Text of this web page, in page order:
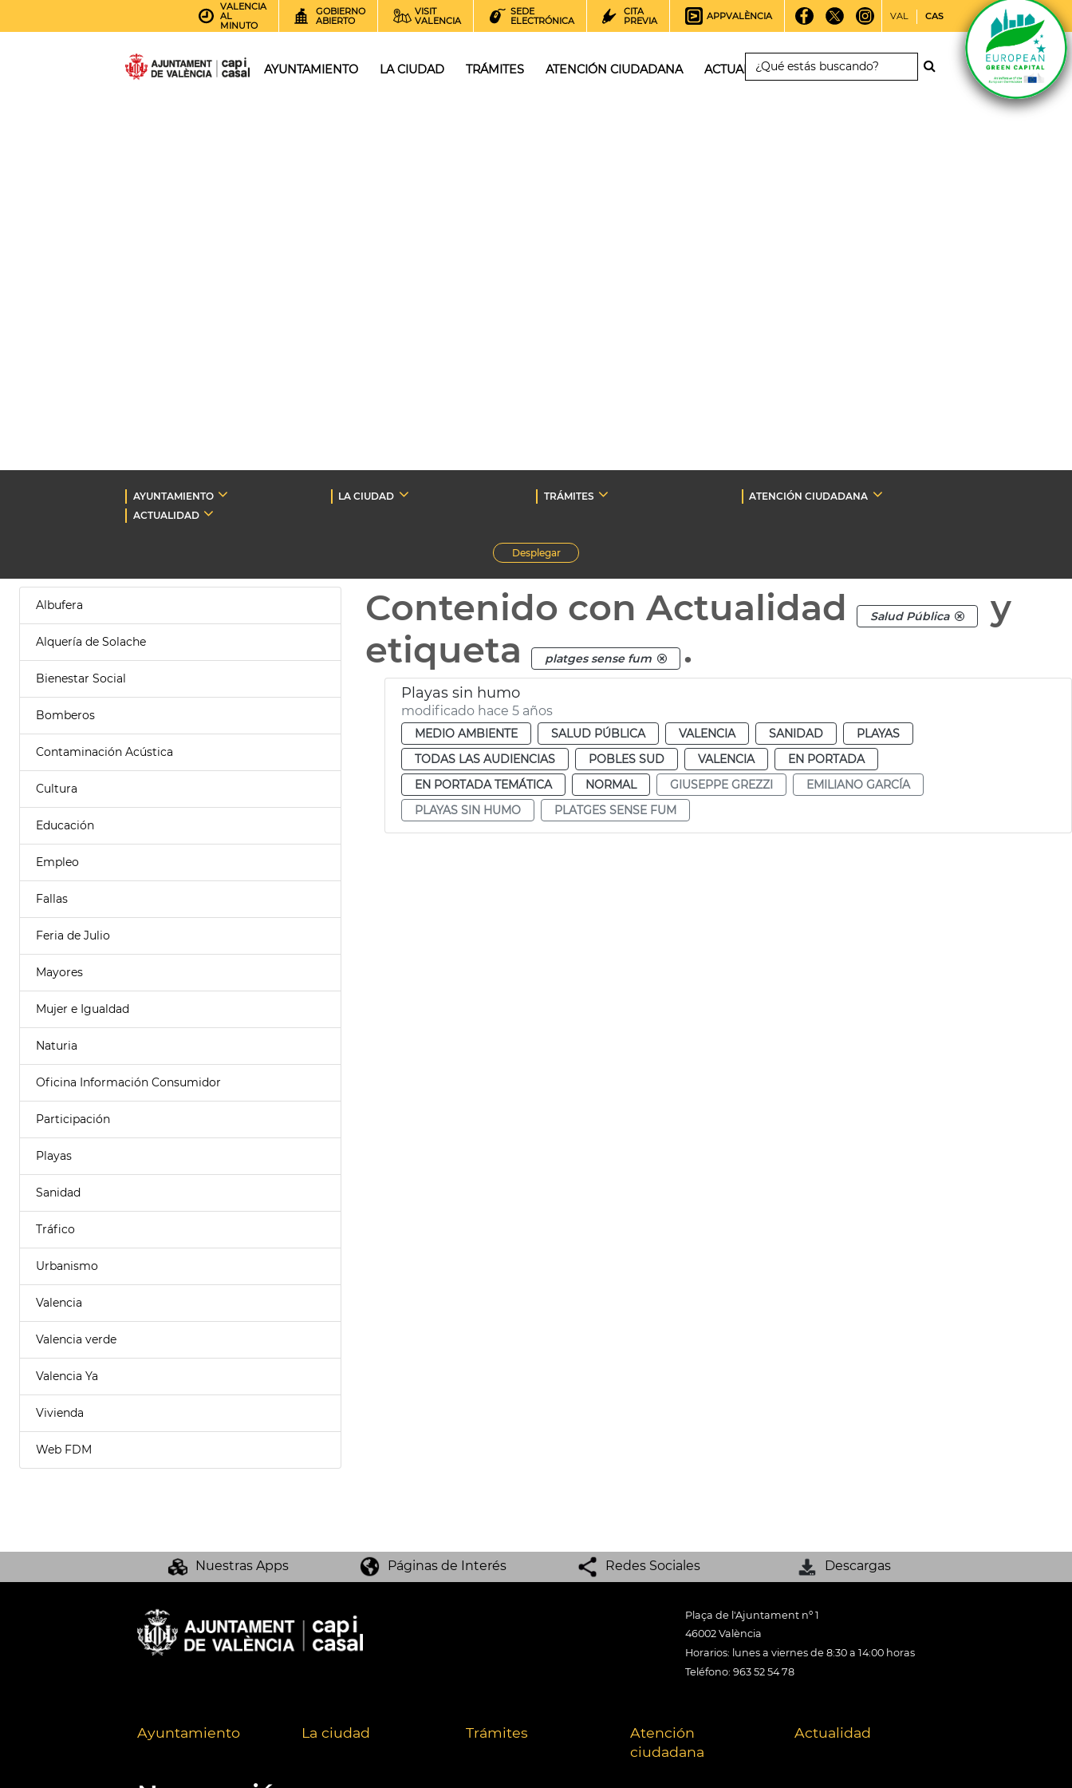
VALENCIA
AL
MINUTO
GOBIERNO
ABIERTO
VISIT
VALENCIA
SEDE
ELECTRÓNICA
CITA
PREVIA
APPVALÈNCIA VAL CAS
AYUNTAMIENTO LA CIUDAD TRÁMITES ATENCIÓN CIUDADANA ACTUALIDAD
AYUNTAMIENTO LA CIUDAD TRÁMITES
ATENCIÓN CIUDADANA
ACTUALIDAD
Desplegar
Albufera
Alquería de Solache
Bienestar Social
Bomberos
Contaminación Acústica
Cultura
Educación
Empleo
Fallas
Feria de Julio
Mayores
Mujer e Igualdad
Naturia
Oficina Información Consumidor
Participación
Playas
Sanidad
Tráfico
Urbanismo
Valencia
Valencia verde
Valencia Ya
Vivienda
Web FDM
Contenido con Actualidad Salud Pública
y
etiqueta
platges sense fum .
Playas sin humo
modificado hace 5 años
MEDIO AMBIENTE SALUD PÚBLICA VALENCIA SANIDAD
PLAYAS
TODAS LAS AUDIENCIAS
POBLES SUD VALENCIA
EN PORTADA
EN PORTADA TEMÁTICA
NORMAL GIUSEPPE GREZZI
EMILIANO GARCÍA
PLAYAS SIN HUMO
PLATGES SENSE FUM
Nuestras Apps Páginas de Interés Redes Sociales Descargas
Plaça de l'Ajuntament nº 1
46002 València
Horarios: lunes a viernes de 8:30 a 14:00 horas
Teléfono: 963 52 54 78
Ayuntamiento La ciudad Trámites
Atención
ciudadana
Actualidad